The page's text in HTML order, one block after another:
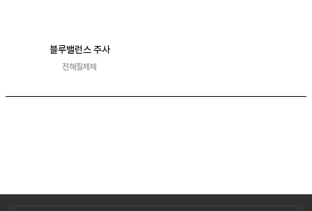
블루밸런스 주사
전해질제제